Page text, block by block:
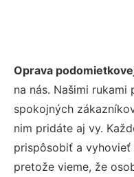
Oprava
na nás. Našimi
spokojných
nim pridáte aj vy.
prispôsobiť a vyhovieť
pretože vieme, že